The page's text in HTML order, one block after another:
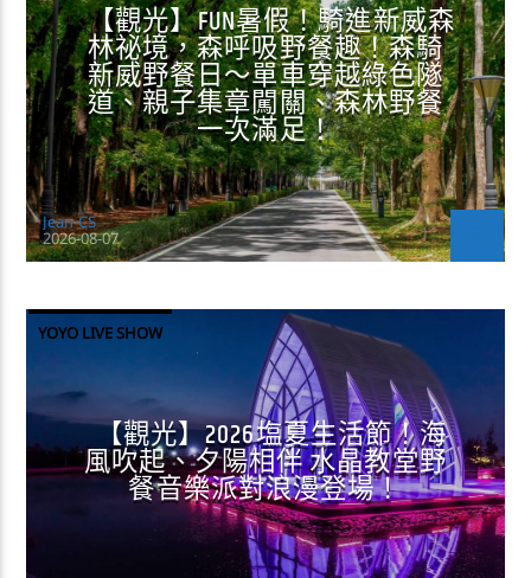
【觀光】FUN暑假！騎進新威森
林祕境，森呼吸野餐趣！森騎
新威野餐日～單車穿越綠色隧
道、親子集章闖關、森林野餐
一次滿足！
Jean-CS
2026-08-07
YOYO LIVE SHOW
【觀光】2026塩夏生活節！海
風吹起、夕陽相伴 水晶教堂野
餐音樂派對浪漫登場！